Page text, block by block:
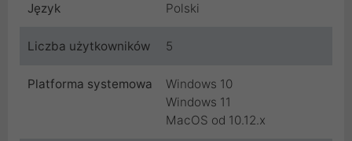
Język Polski
Liczba użytkowników 5
Platforma systemowa
Windows 10
Windows 11
MacOS od 10.12.x